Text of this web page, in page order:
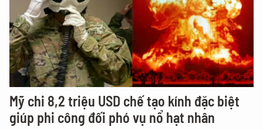
Mỹ chi 8,2 triệu USD chế tạo kính đặc biệt
giúp phi công đối phó vụ nổ hạt nhân